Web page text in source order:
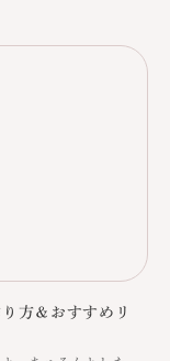
方＆おすすめリ